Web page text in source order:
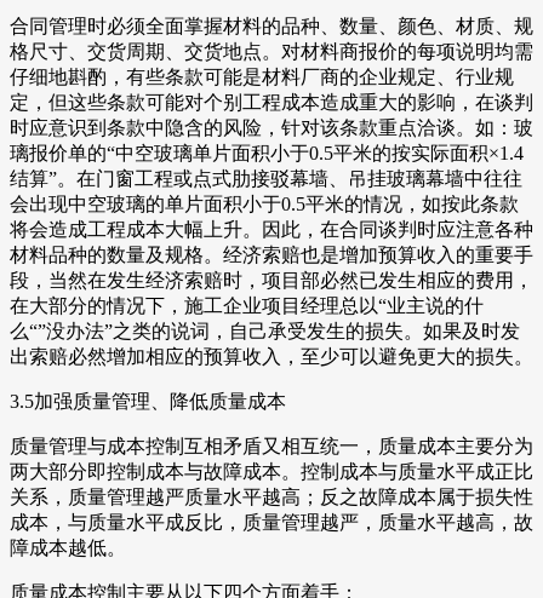
合同管理时必须全面掌握材料的品种、数量、颜色、材质、规
格尺寸、交货周期、交货地点。对材料商报价的每项说明均需
仔细地斟酌，有些条款可能是材料厂商的企业规定、行业规
定，但这些条款可能对个别工程成本造成重大的影响，在谈判
时应意识到条款中隐含的风险，针对该条款重点洽谈。如：玻
璃报价单的“中空玻璃单片面积小于0.5平米的按实际面积×1.4
结算”。在门窗工程或点式肋接驳幕墙、吊挂玻璃幕墙中往往
会出现中空玻璃的单片面积小于0.5平米的情况，如按此条款
将会造成工程成本大幅上升。因此，在合同谈判时应注意各种
材料品种的数量及规格。经济索赔也是增加预算收入的重要手
段，当然在发生经济索赔时，项目部必然已发生相应的费用，
在大部分的情况下，施工企业项目经理总以“业主说的什
么“”没办法”之类的说词，自己承受发生的损失。如果及时发
出索赔必然增加相应的预算收入，至少可以避免更大的损失。
3.5加强质量管理、降低质量成本
质量管理与成本控制互相矛盾又相互统一，质量成本主要分为
两大部分即控制成本与故障成本。控制成本与质量水平成正比
关系，质量管理越严质量水平越高；反之故障成本属于损失性
成本，与质量水平成反比，质量管理越严，质量水平越高，故
障成本越低。
质量成本控制主要从以下四个方面着手：